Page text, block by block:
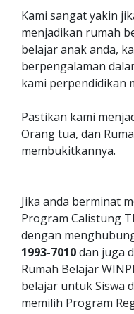
Kami sangat yakin
menjadikan rumah
belajar anak anda,
berpengalaman
kami perpendidikan
Pastikan kami
Orang tua, dan
membukitkannya.
Jika anda berminat
Program Calistung
dengan
1993-7010dan juga
Rumah Belajar
belajar untuk Siswa
memilih Program